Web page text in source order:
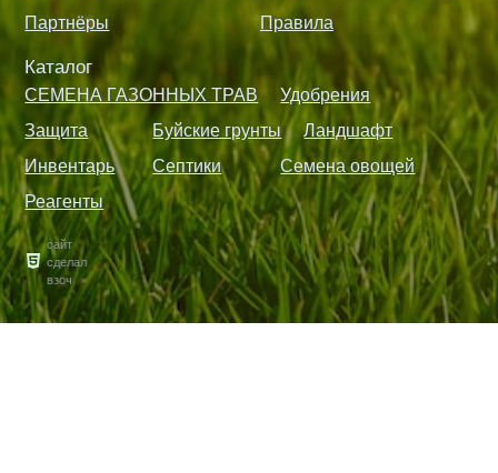
Партнёры
Правила
Каталог
СЕМЕНА ГАЗОННЫХ ТРАВ
Удобрения
Защита
Буйские грунты
Ландшафт
Инвентарь
Септики
Семена овощей
Реагенты
сайт
сделал
взоч